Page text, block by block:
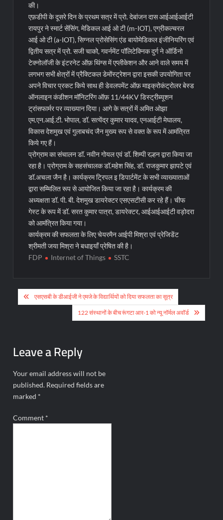
की।
एफ़डीपी के दूसरे दिन के प्रथम सत्र में प्रो. देबांजन दास आईआईआईटी
रायपुर ने स्मार्ट सेंसिंग, मेडिकल आई ओ टी (m-IOT), एग्रीकल्चरल
आई ओ टी (a-IOT), सिग्नल प्रोसेसिंग एंड बायोमेडिकल इंजीनियरिंग एवं
द्वितीय सत्र में प्रो. सजी चाको, गवर्नमेंट पॉलिटेक्निक दुर्ग ने ऑर्डिनो
टेक्नोलॉजी के इंटरनेट ऑफ़ थिंग्स में एप्लीकेशन और आने वाले समय में
लगभग सभी क्षेत्रों में प्रैक्टिकल डेमोंस्ट्रेशन द्वारा इसकी उपयोगिता पर
अपने विचार प्रकट किये साथ ही डेवलपमेंट ऑफ़ माइक्रोकंट्रोलर बेस्ड
ऑनलाइन कंडीशन मॉनिटरिंग ऑफ़ 11/44KV डिस्ट्रीब्यूशन
ट्रांसफार्मर पर व्याख्यान दिया। आगे के सत्रों में अमित ओझा
एम.एन.आई.टी. भोपाल, डॉ. सत्येंद्र कुमार यादव, एनआईटी मेघालय,
विकास देशमुख एवं गुलाबचंद जैन मुख्य रूप से वक्त के रूप में आमंत्रित
किये गए हैं।
प्रोग्राम का संचालन डॉ. नवीन गोयल एवं डॉ. शिम्पी रल्हन द्वारा किया जा
रहा है। प्रोग्राम के सहसंचालक डॉ.महेश सिंह, डॉ. राजकुमार झापटे एवं
डॉ.अचला जैन है। कार्यक्रम ट्रिपल इ डिपार्टमेंट के सभी व्याख्याताओं
द्वारा सम्मिलित रूप से आयोजित किया जा रहा है। कार्यक्रम की
अध्यक्षता डॉ. पी. बी. देशमुख डायरेक्टर एसएसटीसी कर रहे हैं। चीफ
गेस्ट के रूप में डॉ. सरत कुमार पात्रा, डायरेक्टर, आईआईआईटी वड़ोदरा
को आमंत्रित किया गया।
कार्यक्रम की सफलता के लिए चेयरमैन आईपी मिश्रा एवं प्रेजिडेंट
श्रीमती जया मिश्रा ने बधाइयाँ प्रेषित की है।
FDP
Internet of Things SSTC
Post
navigation
एसएसबी के डीआईजी ने एमजे के विद्यार्थियों को दिया सफलता का सूत्र
122 संस्थानों के बीच रूंगटा आर-1 को न्यू नॉर्मल अवॉर्ड
Leave a Reply
Your email address will not be
published. Required fields are
marked *
Comment *